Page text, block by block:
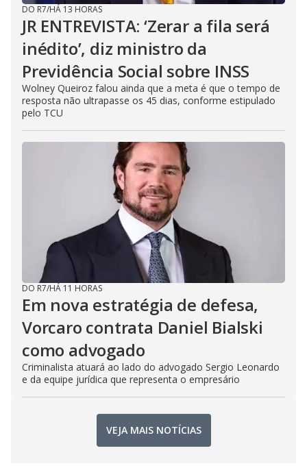
DO R7/HÁ 13 HORAS
JR ENTREVISTA: ‘Zerar a fila será
inédito’, diz ministro da
Previdência Social sobre INSS
Wolney Queiroz falou ainda que a meta é que o tempo de
resposta não ultrapasse os 45 dias, conforme estipulado
pelo TCU
DO R7/HÁ 11 HORAS
Em nova estratégia de defesa,
Vorcaro contrata Daniel Bialski
como advogado
Criminalista atuará ao lado do advogado Sergio Leonardo
e da equipe jurídica que representa o empresário
VEJA MAIS NOTÍCIAS